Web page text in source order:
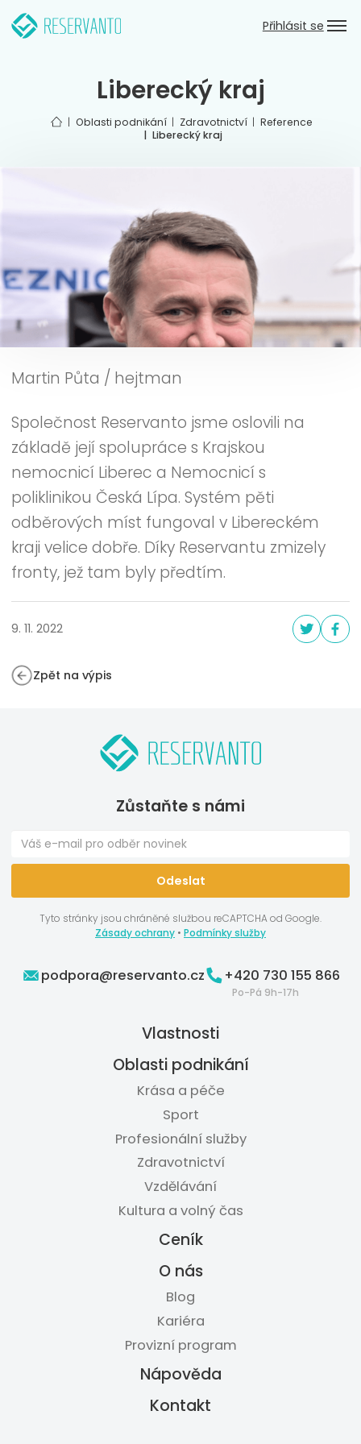
Přihlásit se
Liberecký kraj
ÚvodOblasti podnikání Zdravotnictví
Reference
Liberecký kraj
Martin Půta / hejtman
Společnost Reservanto jsme oslovili na
základě její spolupráce s Krajskou
nemocnicí Liberec a Nemocnicí s
poliklinikou Česká Lípa. Systém pěti
odběrových míst fungoval v Libereckém
kraji velice dobře. Díky Reservantu zmizely
fronty, jež tam byly předtím.
9. 11. 2022
Zpět na výpis
Zůstaňte s námi
Tyto stránky jsou chráněné službou reCAPTCHA od Google.
Zásady ochrany • Podmínky služby
podpora@reservanto.cz +420 730 155 866
Po-Pá 9h-17h
Vlastnosti
Oblasti podnikání
Krása a péče
Sport
Profesionální služby
Zdravotnictví
Vzdělávání
Kultura a volný čas
Ceník
O nás
Blog
Kariéra
Provizní program
Nápověda
Kontakt